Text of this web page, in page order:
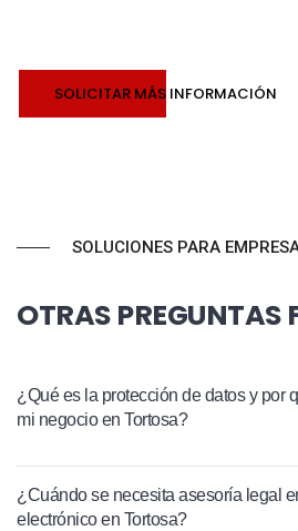
SOLICITAR MÁS INFORMACIÓN
SOLUCIONES PARA
OTRAS PREGUNTAS
¿Qué es la protección de datos y por
mi negocio en Tortosa?
¿Cuándo se necesita asesoría legal
electrónico en Tortosa?